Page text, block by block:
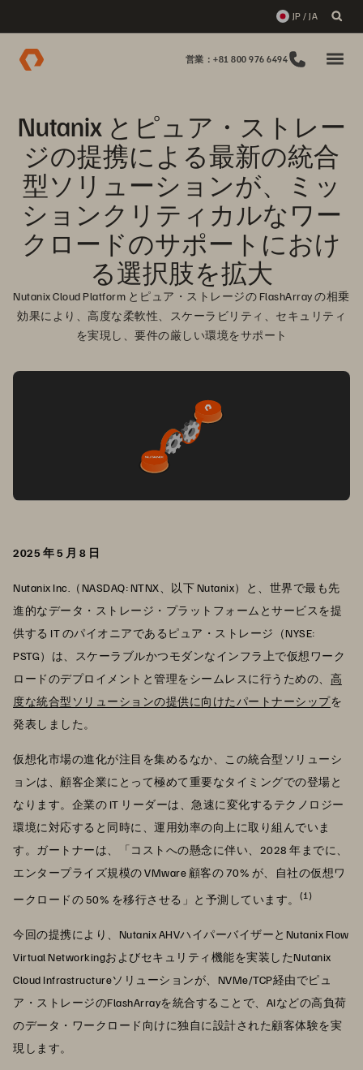
JP / JA
営業：+81 800 976 6494
Nutanix とピュア・ストレー
ジの提携による最新の統合
型ソリューションが、ミッ
ションクリティカルなワー
クロードのサポートにおけ
る選択肢を拡大
Nutanix Cloud Platform とピュア・ストレージの FlashArray の相乗
効果により、高度な柔軟性、スケーラビリティ、セキュリティ
を実現し、要件の厳しい環境をサポート
2025 年 5 月 8 日
Nutanix Inc.（NASDAQ: NTNX、以下 Nutanix）と、世界で最も先
進的なデータ・ストレージ・プラットフォームとサービスを提
供する IT のパイオニアであるピュア・ストレージ（NYSE:
PSTG）は、スケーラブルかつモダンなインフラ上で仮想ワーク
ロードのデプロイメントと管理をシームレスに行うための、 高
度な統合型ソリューションの提供に向けたパートナーシップを
発表しました。
仮想化市場の進化が注目を集めるなか、この統合型ソリューシ
ョンは、顧客企業にとって極めて重要なタイミングでの登場と
なります。企業の IT リーダーは、急速に変化するテクノロジー
環境に対応すると同時に、運用効率の向上に取り組んでいま
す。ガートナーは、「コストへの懸念に伴い、2028 年までに、
エンタープライズ規模の VMware 顧客の 70% が、自社の仮想ワ
ークロードの 50% を移行させる」と予測しています。 (1)
今回の提携により、Nutanix AHVハイパーバイザーとNutanix Flow
Virtual Networkingおよびセキュリティ機能を実装したNutanix
Cloud Infrastructureソリューションが、NVMe/TCP経由でピュ
ア・ストレージのFlashArrayを統合することで、AIなどの高負荷
のデータ・ワークロード向けに独自に設計された顧客体験を実
現します。